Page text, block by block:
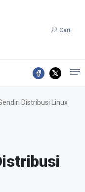
Cari
Distribusi Linux